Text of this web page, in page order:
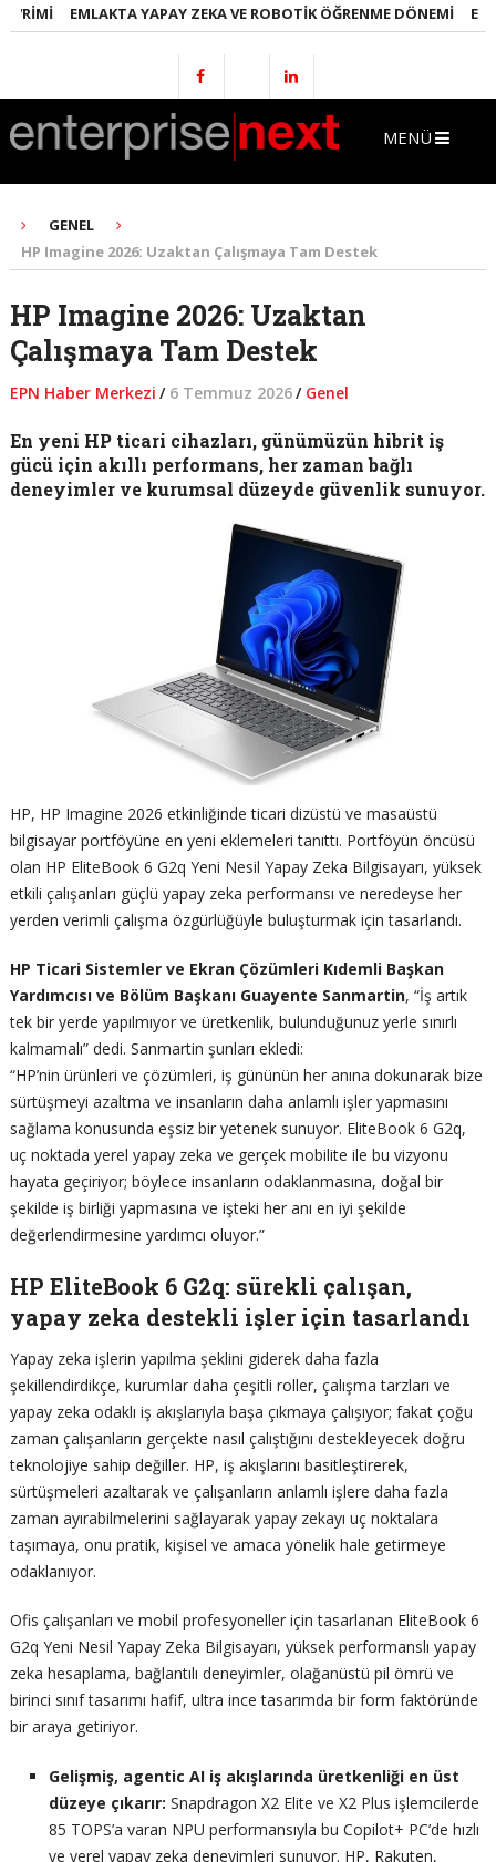
EMLAKTA YAPAY ZEKA VE ROBOTIK ÖĞRENME DÖNEMI ENERJI
MENÜ
GENEL
HP Imagine 2026: Uzaktan Çalışmaya Tam Destek
HP Imagine 2026: Uzaktan
Çalışmaya Tam Destek
EPN Haber Merkezi / 6 Temmuz 2026/ Genel
En yeni HP ticari cihazları, günümüzün hibrit iş
gücü için akıllı performans, her zaman bağlı
deneyimler ve kurumsal düzeyde güvenlik sunuyor.
HP, HP Imagine 2026 etkinliğinde ticari dizüstü ve masaüstü
bilgisayar portföyüne en yeni eklemeleri tanıttı. Portföyün öncüsü
olan HP EliteBook 6 G2q Yeni Nesil Yapay Zeka Bilgisayarı, yüksek
etkili çalışanları güçlü yapay zeka performansı ve neredeyse her
yerden verimli çalışma özgürlüğüyle buluşturmak için tasarlandı.
HP Ticari Sistemler ve Ekran Çözümleri Kıdemli Başkan
Yardımcısı ve Bölüm Başkanı Guayente Sanmartin, “İş artık
tek bir yerde yapılmıyor ve üretkenlik, bulunduğunuz yerle sınırlı
kalmamalı” dedi. Sanmartin şunları ekledi:
“HP’nin ürünleri ve çözümleri, iş gününün her anına dokunarak bize
sürtüşmeyi azaltma ve insanların daha anlamlı işler yapmasını
sağlama konusunda eşsiz bir yetenek sunuyor. EliteBook 6 G2q,
uç noktada yerel yapay zeka ve gerçek mobilite ile bu vizyonu
hayata geçiriyor; böylece insanların odaklanmasına, doğal bir
şekilde iş birliği yapmasına ve işteki her anı en iyi şekilde
değerlendirmesine yardımcı oluyor.”
HP EliteBook 6 G2q: sürekli çalışan,
yapay zeka destekli işler için tasarlandı
Yapay zeka işlerin yapılma şeklini giderek daha fazla
şekillendirdikçe, kurumlar daha çeşitli roller, çalışma tarzları ve
yapay zeka odaklı iş akışlarıyla başa çıkmaya çalışıyor; fakat çoğu
zaman çalışanların gerçekte nasıl çalıştığını destekleyecek doğru
teknolojiye sahip değiller. HP, iş akışlarını basitleştirerek,
sürtüşmeleri azaltarak ve çalışanların anlamlı işlere daha fazla
zaman ayırabilmelerini sağlayarak yapay zekayı uç noktalara
taşımaya, onu pratik, kişisel ve amaca yönelik hale getirmeye
odaklanıyor.
Ofis çalışanları ve mobil profesyoneller için tasarlanan EliteBook 6
G2q Yeni Nesil Yapay Zeka Bilgisayarı, yüksek performanslı yapay
zeka hesaplama, bağlantılı deneyimler, olağanüstü pil ömrü ve
birinci sınıf tasarımı hafif, ultra ince tasarımda bir form faktöründe
bir araya getiriyor.
Gelişmiş, agentic AI iş akışlarında üretkenliği en üst
düzeye çıkarır: Snapdragon X2 Elite ve X2 Plus işlemcilerde
85 TOPS’a varan NPU performansıyla bu Copilot+ PC’de hızlı
ve yerel yapay zeka deneyimleri sunuyor. HP, Rakuten,